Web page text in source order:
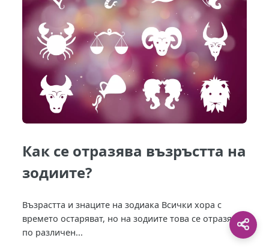
Как се отразява възръстта на
зодиите?
Възрастта и знаците на зодиака Всички хора с
времето остаряват, но на зодиите това се отразява
по различен...